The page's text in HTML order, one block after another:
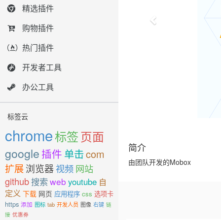
精选插件
购物插件
热门插件
开发者工具
办公工具
标签云
chrome标签页面
google 插件 单击com
扩展浏览器 视频网站
github搜索web youtube 自
定义 下载 网页 应用程序 css 选项卡
https 添加 图标 tab 开发人员 图像 右键 链
接 优惠券
简介
由团队开发的Mobox